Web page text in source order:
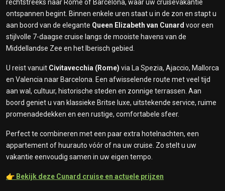
rechtstreeks naar Rome of Barcelona, waar uw cruisevakantie
ontspannen begint. Binnen enkele uren staat u in de zon en stapt u
aan boord van de elegante Queen Elizabeth van Cunard voor een
stijlvolle 7-daagse cruise langs de mooiste havens van de
Middellandse Zee en het Iberisch gebied.
U reist vanuit Civitavecchia (Rome) via La Spezia, Ajaccio, Mallorca
en Valencia naar Barcelona. Een afwisselende route met veel tijd
aan wal, cultuur, historische steden en zonnige terrassen. Aan
boord geniet u van klassieke Britse luxe, uitstekende service, ruime
promenadedekken en een rustige, comfortabele sfeer.
Perfect te combineren met een paar extra hotelnachten, een
appartement of huurauto vóór of na uw cruise. Zo stelt u uw
vakantie eenvoudig samen in uw eigen tempo.
👉 Bekijk deze Cunard cruise en actuele prijzen